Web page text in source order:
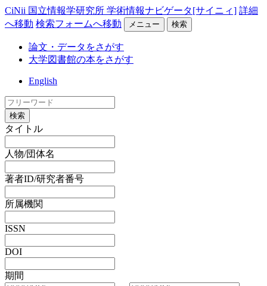
CiNii 国立情報学研究所 学術情報ナビゲータ[サイニィ] 詳細
へ移動 検索フォームへ移動 メニュー 検索
論文・データをさがす
大学図書館の本をさがす
English
検索
タイトル
人物/団体名
著者ID/研究者番号
所属機関
ISSN
DOI
期間